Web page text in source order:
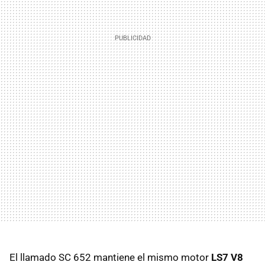
El llamado SC 652 mantiene el mismo motor LS7 V8